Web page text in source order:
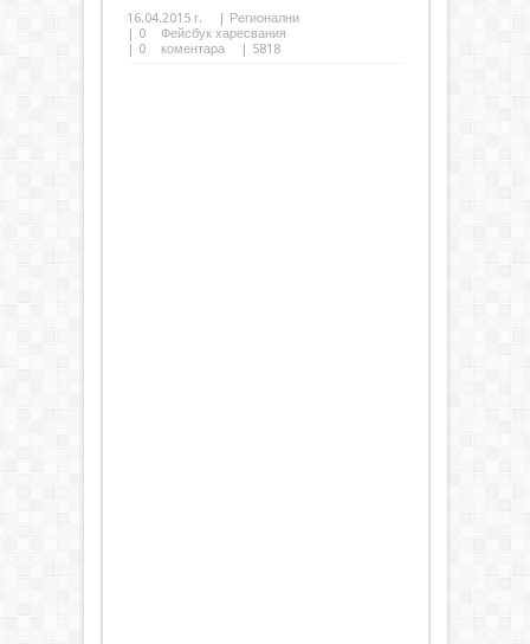
16.04.2015 г. | Регионални
| 0
Фейсбук харесвания
| 0 коментара | 5818